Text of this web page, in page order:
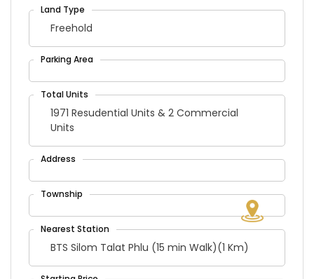
Freehold
1971 Resudential Units & 2 Commercial
Units
BTS Silom Talat Phlu (15 min Walk)(1 Km)